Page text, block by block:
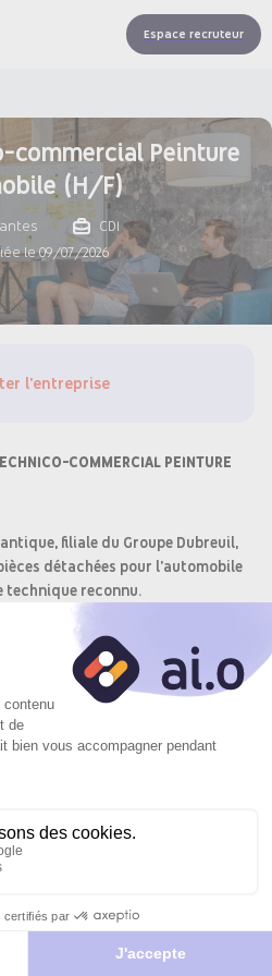
Espace recruteur
commercial Peinture
(H/F)
CDI
le 09/07/2026
l'entreprise
COMMERCIAL PEINTURE
filiale du Groupe Dubreuil,
détachées pour l'automobile
technique reconnu.
nous en tant qu'attaché
en CDI sur le secteur nord Nantes
et le suivi commercial des
auprès de nos clients
du portefeuille clients
des manifestations
des nouveaux clients
clients
Je
Postuler